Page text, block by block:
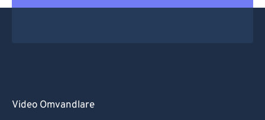
Video Omvandlare